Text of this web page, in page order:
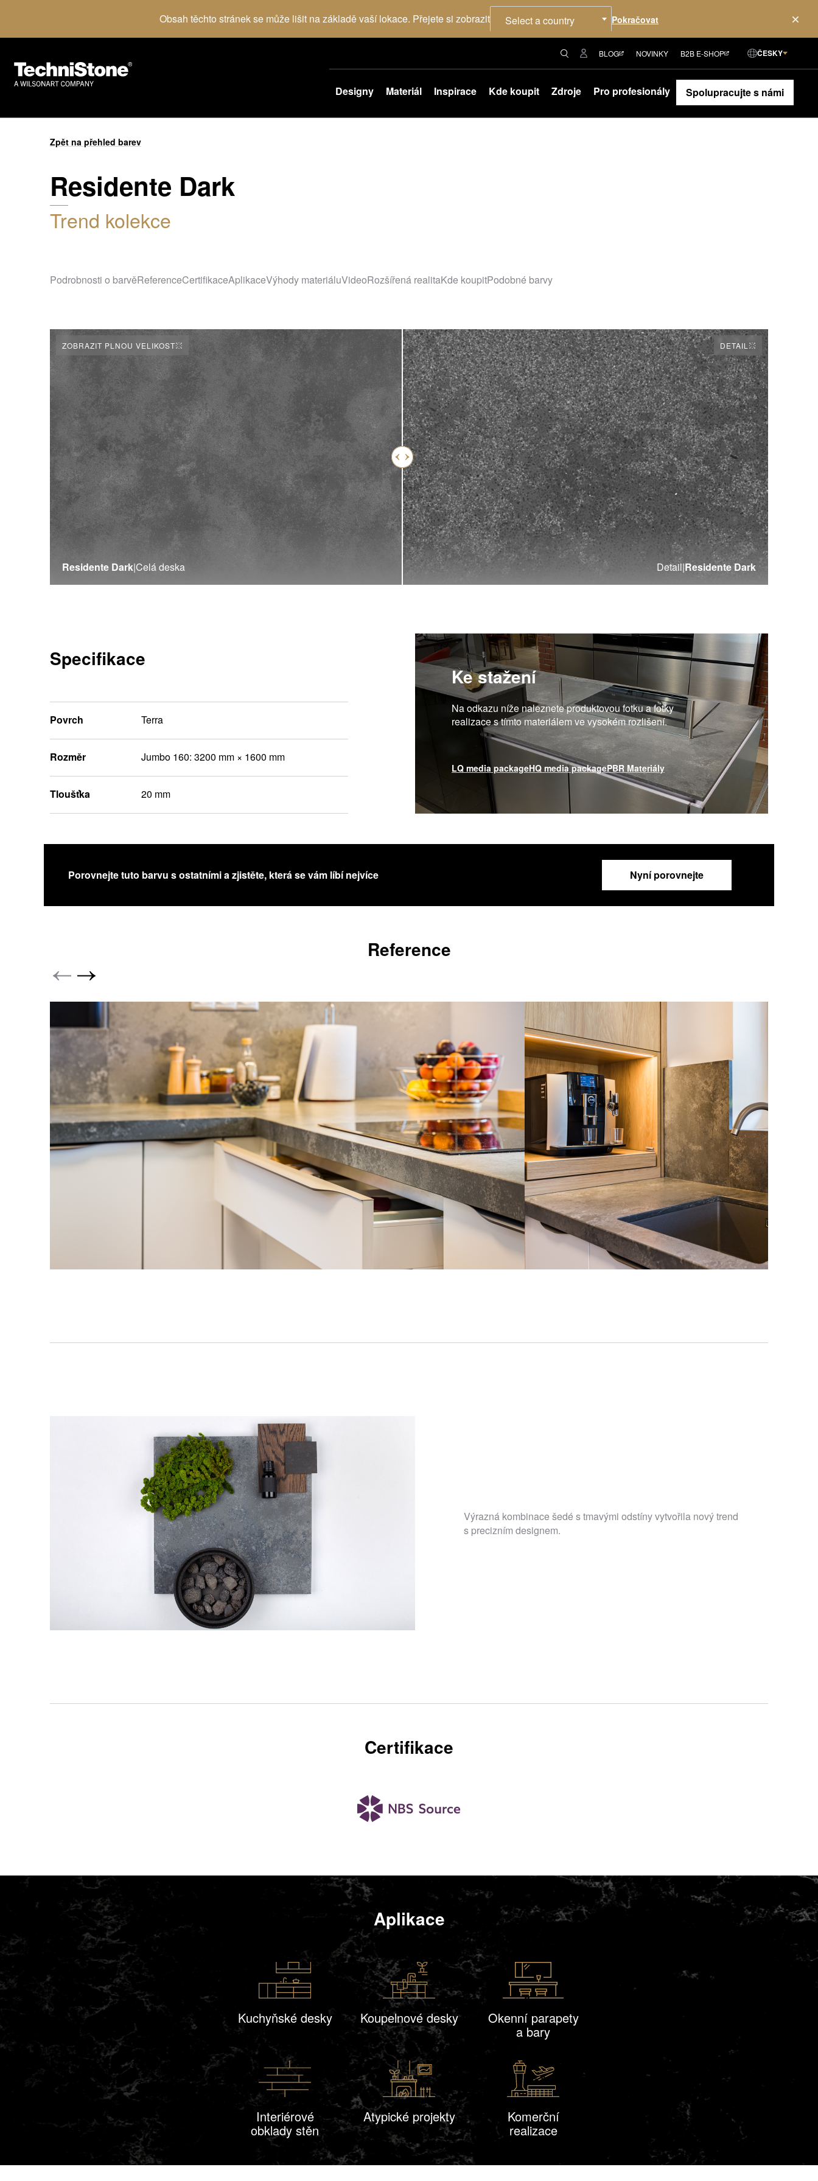
Obsah těchto stránek se může lišit na základě vaší lokace. Přejete si zobrazit Select a country
BLOG NOVINKY B2B E-SHOP ČESKY
Designy Materiál Inspirace Kde koupit Zdroje Pro profesionály Spolupracujte s námi
Zpět na přehled barev
Residente Dark
Trend kolekce
Podrobnosti o barvěReferenceCertifikaceAplikaceVýhody materiáluVideoRozšířená realitaKde koupitPodobné barvy
ZOBRAZIT PLNOU VELIKOST
Residente Dark|Celá deska
DETAIL
Detail|Residente Dark
Specifikace
Povrch Terra
Rozměr Jumbo 160: 3200 mm × 1600 mm
Tloušťka 20 mm
Ke stažení
Na odkazu níže naleznete produktovou fotku a fotky
realizace s tímto materiálem ve vysokém rozlišení.
LQ media packageHQ media packagePBR Materiály
Porovnejte tuto barvu s ostatními a zjistěte, která se vám líbí nejvíce Nyní porovnejte
Reference
Výrazná kombinace šedé s tmavými odstíny vytvořila nový trend
s precizním designem.
Certifikace
Aplikace
Kuchyňské desky Koupelnové desky Okenní parapety
a bary
Interiérové
obklady stěn
Atypické projekty Komerční
realizace